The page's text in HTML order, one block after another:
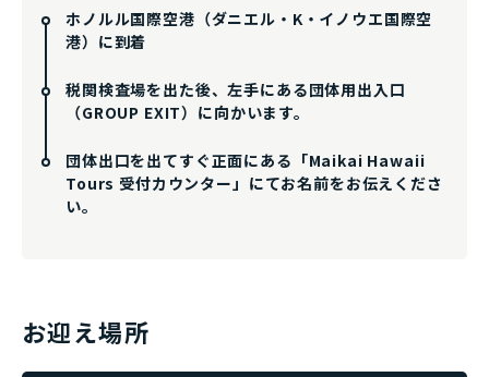
ホノルル国際空港（ダニエル・K・イノウエ国際空
港）に到着
税関検査場を出た後、左手にある団体用出入口
（GROUP EXIT）に向かいます。
団体出口を出てすぐ正面にある「Maikai Hawaii
Tours 受付カウンター」にてお名前をお伝えくださ
い。
お迎え場所